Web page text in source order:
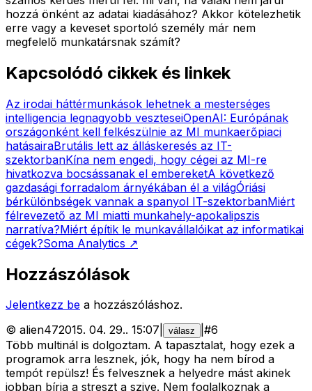
hozzá önként az adatai kiadásához? Akkor kötelezhetik
erre vagy a keveset sportoló személy már nem
megfelelő munkatársnak számít?
Kapcsolódó cikkek és linkek
Az irodai háttérmunkások lehetnek a mesterséges
intelligencia legnagyobb veszteseiOpenAI: Európának
országonként kell felkészülnie az MI munkaerőpiaci
hatásairaBrutális lett az álláskeresés az IT-
szektorbanKína nem engedi, hogy cégei az MI-re
hivatkozva bocsássanak el embereketA következő
gazdasági forradalom árnyékában él a világÓriási
bérkülönbségek vannak a spanyol IT-szektorbanMiért
félrevezető az MI miatti munkahely-apokalipszis
narratíva?Miért építik le munkavállalóikat az informatikai
cégek?Soma Analytics ↗
Hozzászólások
Jelentkezz be a hozzászóláshoz.
© alien472015. 04. 29.. 15:07 válasz #6
Több multinál is dolgoztam. A tapasztalat, hogy ezek a
programok arra lesznek, jók, hogy ha nem bírod a
tempót repülsz! És felvesznek a helyedre mást akinek
jobban bírja a streszt a szive. Nem foglalkoznak a